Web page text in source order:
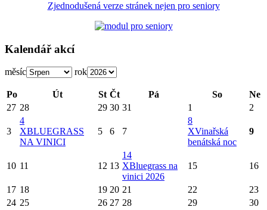
Zjednodušená verze stránek nejen pro seniory
Kalendář akcí
měsíc rok
Po Út St Čt Pá So
Ne
27 28 29 30 31 1 2
3
4
XBLUEGRASS
NA VINICI
5 6 7
8
XVinařská
benátská noc
9
10 11 12 13
14
XBluegrass na
vinici 2026
15 16
17 18 19 20 21 22
23
24 25 26 27 28 29
30